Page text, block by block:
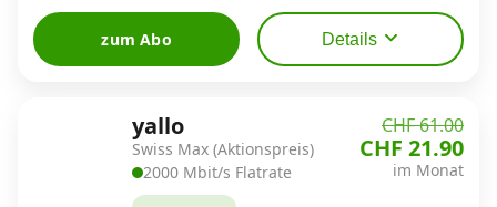
zum Abo Details
yallo
Swiss Max (Aktionspreis)
2000 Mbit/s Flatrate
CHF 61.00
CHF 21.90
im Monat